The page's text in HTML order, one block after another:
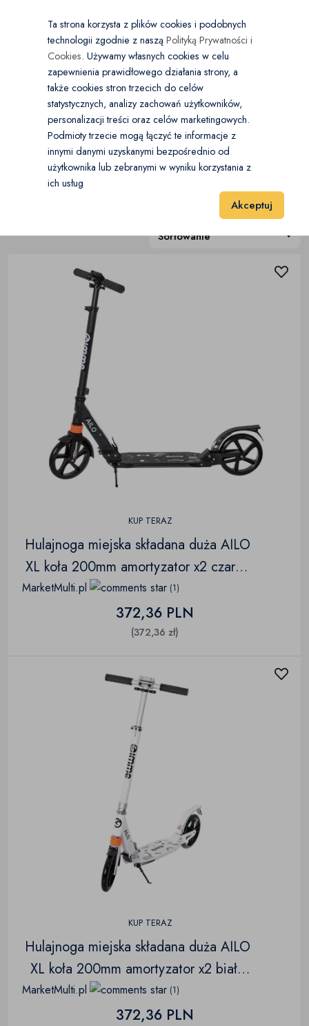
Wybierz kategorię
Sport i Hobby
Deskorolki(0)
Hulajnogi(4)
(0)
Akcesoria skating(0)
(0)
×
Kraj PL
PLN
Sport i Hobby Skating
Skating (4)
20 60
Sortowanie
KUP TERAZ
Hulajnoga miejska składana duża AILO
XL koła 200mm amortyzator x2 czarna
GIMME
MarketMulti.pl (1)
372,36 PLN
(372,36 zł)
KUP TERAZ
Hulajnoga miejska składana duża AILO
XL koła 200mm amortyzator x2 biała
GIMME
MarketMulti.pl (1)
372,36 PLN
Ta strona korzysta z plików cookies i podobnych
technologii zgodnie z nasząPolityką Prywatności i
Cookies. Używamy własnych cookies w celu
zapewnienia prawidłowego działania strony, a
także cookies stron trzecich do celów
statystycznych, analizy zachowań użytkowników,
personalizacji treści oraz celów marketingowych.
Podmioty trzecie mogą łączyć te informacje z
innymi danymi uzyskanymi bezpośrednio od
użytkownika lub zebranymi w wyniku korzystania z
ich usług
Akceptuj